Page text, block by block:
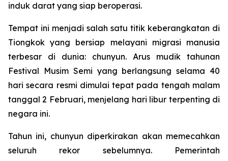
induk darat yang siap beroperasi.
Tempat ini menjadi salah satu titik keberangkatan di
Tiongkok yang bersiap melayani migrasi manusia
terbesar di dunia: chunyun. Arus mudik tahunan
Festival Musim Semi yang berlangsung selama 40
hari secara resmi dimulai tepat pada tengah malam
tanggal 2 Februari, menjelang hari libur terpenting di
negara ini.
Tahun ini, chunyun diperkirakan akan memecahkan
seluruh rekor sebelumnya. Pemerintah